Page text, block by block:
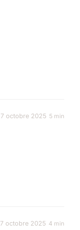
7 octobre 2025 5 min
7 octobre 2025 4 min